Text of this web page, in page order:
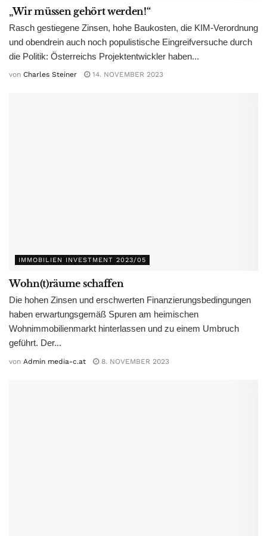
„Wir müssen gehört werden!“
Rasch gestiegene Zinsen, hohe Baukosten, die KIM-Verordnung
und obendrein auch noch populistische Eingreifversuche durch
die Politik: Österreichs Projektentwickler haben...
von Charles Steiner 14. NOVEMBER 2023
IMMOBILIEN INVESTMENT 2023/05
Wohn(t)räume schaffen
Die hohen Zinsen und erschwerten Finanzierungsbedingungen
haben erwartungsgemäß Spuren am heimischen
Wohnimmobilienmarkt hinterlassen und zu einem Umbruch
geführt. Der...
von Admin media-c.at 8. NOVEMBER 2023